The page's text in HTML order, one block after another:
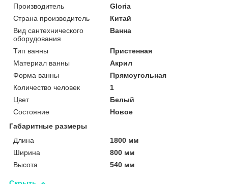
Производитель
Gloria
Страна производитель
Китай
Вид сантехнического
оборудования
Ванна
Тип ванны
Пристенная
Материал ванны
Акрил
Форма ванны
Прямоугольная
Количество человек
1
Цвет
Белый
Состояние
Новое
Габаритные размеры
Длина
1800 мм
Ширина
800 мм
Высота
540 мм